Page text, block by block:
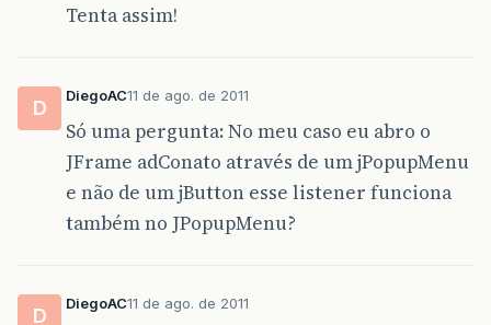
Tenta assim!
D
DiegoAC11 de ago. de 2011
Só uma pergunta: No meu caso eu abro o
JFrame adConato através de um jPopupMenu
e não de um jButton esse listener funciona
também no JPopupMenu?
D
DiegoAC11 de ago. de 2011